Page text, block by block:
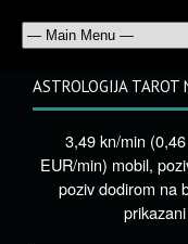
ASTROLOGIJA TAROT
3,49 kn/min
EUR/min) mobil,
poziv dodirom na